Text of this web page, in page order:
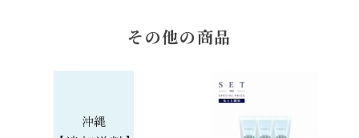
その他の商品